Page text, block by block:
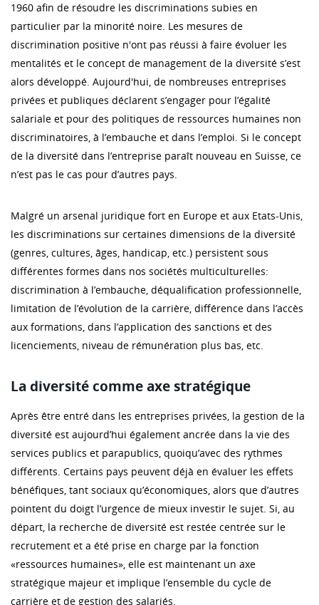
1960 afin de résoudre les discriminations subies en
particulier par la minorité noire. Les mesures de
discrimination positive n'ont pas réussi à faire évoluer les
mentalités et le concept de management de la diversité s’est
alors développé. Aujourd'hui, de nombreuses entreprises
privées et publiques déclarent s’engager pour l’égalité
salariale et pour des politiques de ressources humaines non
discriminatoires, à l’embauche et dans l’emploi. Si le concept
de la diversité dans l’entreprise paraît nouveau en Suisse, ce
n’est pas le cas pour d’autres pays.
Malgré un arsenal juridique fort en Europe et aux Etats-Unis,
les discriminations sur certaines dimensions de la diversité
(genres, cultures, âges, handicap, etc.) persistent sous
différentes formes dans nos sociétés multiculturelles:
discrimination à l’embauche, déqualification professionnelle,
limitation de l’évolution de la carrière, différence dans l’accès
aux formations, dans l’application des sanctions et des
licenciements, niveau de rémunération plus bas, etc.
La diversité comme axe stratégique
Après être entré dans les entreprises privées, la gestion de la
diversité est aujourd’hui également ancrée dans la vie des
services publics et parapublics, quoiqu’avec des rythmes
différents. Certains pays peuvent déjà en évaluer les effets
bénéfiques, tant sociaux qu’économiques, alors que d’autres
pointent du doigt l’urgence de mieux investir le sujet. Si, au
départ, la recherche de diversité est restée centrée sur le
recrutement et a été prise en charge par la fonction
«ressources humaines», elle est maintenant un axe
stratégique majeur et implique l’ensemble du cycle de
carrière et de gestion des salariés.